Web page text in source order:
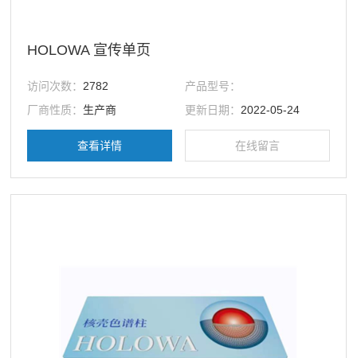
HOLOWA 宣传单页
访问次数： 2782
产品型号：
厂商性质： 生产商 更新日期： 2022-05-24
查看详情 在线留言